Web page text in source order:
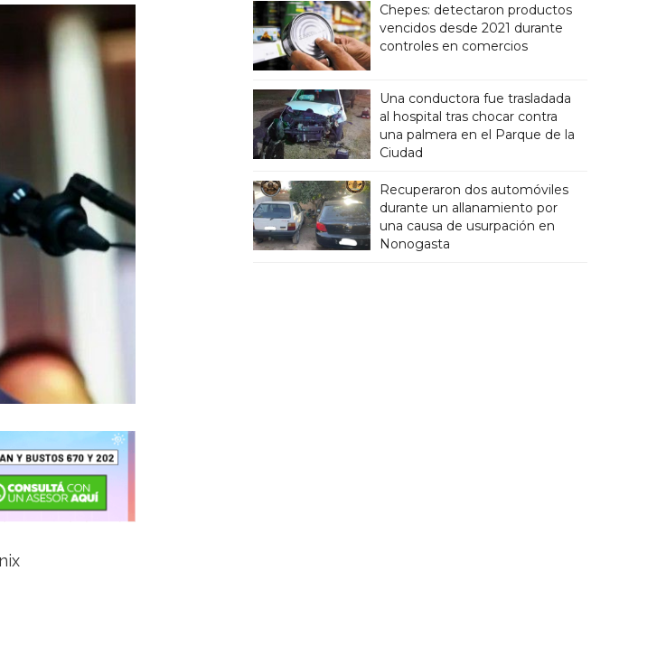
Chepes: detectaron productos
vencidos desde 2021 durante
controles en comercios
Una conductora fue trasladada
al hospital tras chocar contra
una palmera en el Parque de la
Ciudad
Recuperaron dos automóviles
durante un allanamiento por
una causa de usurpación en
Nonogasta